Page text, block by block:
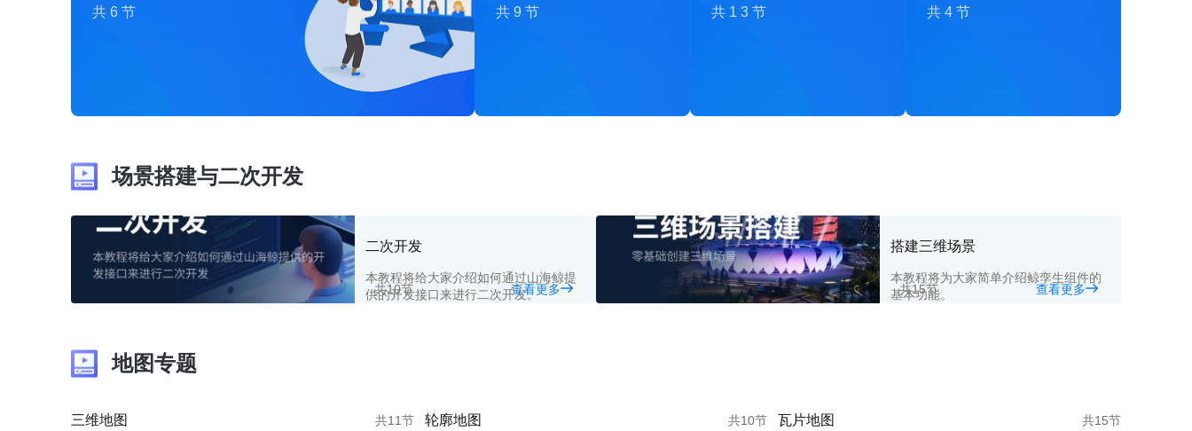
共6节 共9节 共13节 共4节
场景搭建与二次开发
二次开发
本教程将给大家介绍如何通过山海鲸提
供的开发接口来进行二次开发。
共10节 查看更多
搭建三维场景
本教程将为大家简单介绍鲸孪生组件的
基本功能。
共15节 查看更多
地图专题
三维地图 共11节 轮廓地图 共10节 瓦片地图 共15节